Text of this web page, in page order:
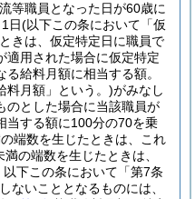
等職員となった日が60歳に
日(以下この条において「仮
きは、仮定特定日に職員で
適用された場合に仮定特定
給料月額に相当する額。
料月額」という。)がみなし
のとした場合に当該職員が
当する額に100分の70を乗
端数を生じたときは、これ
の端数を生じたときは、
下この条において「第7条
ないこととなるものには、